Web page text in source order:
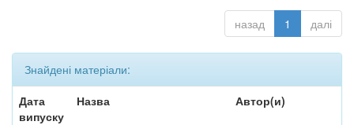
назад 1 далі
Знайдені матеріали:
Дата
випуску
Назва Автор(и)